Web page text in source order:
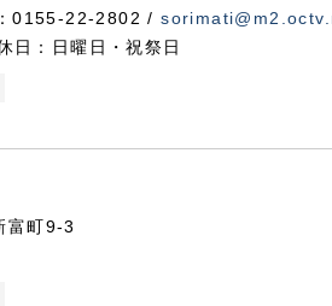
0155-22-2802 /
：日曜日・祝祭日
町9-3